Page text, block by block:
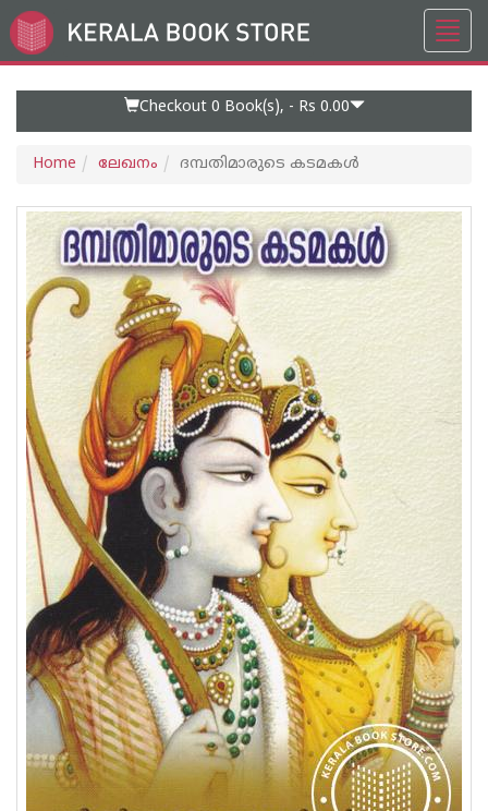
Go
to
Checkout 0 Book(s), - Rs 0.00
Home ലേഖനം ദമ്പതിമാരുടെ കടമകള്‍